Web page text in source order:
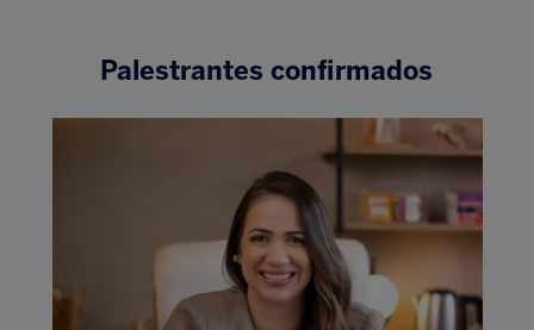
Palestrantes confirmados